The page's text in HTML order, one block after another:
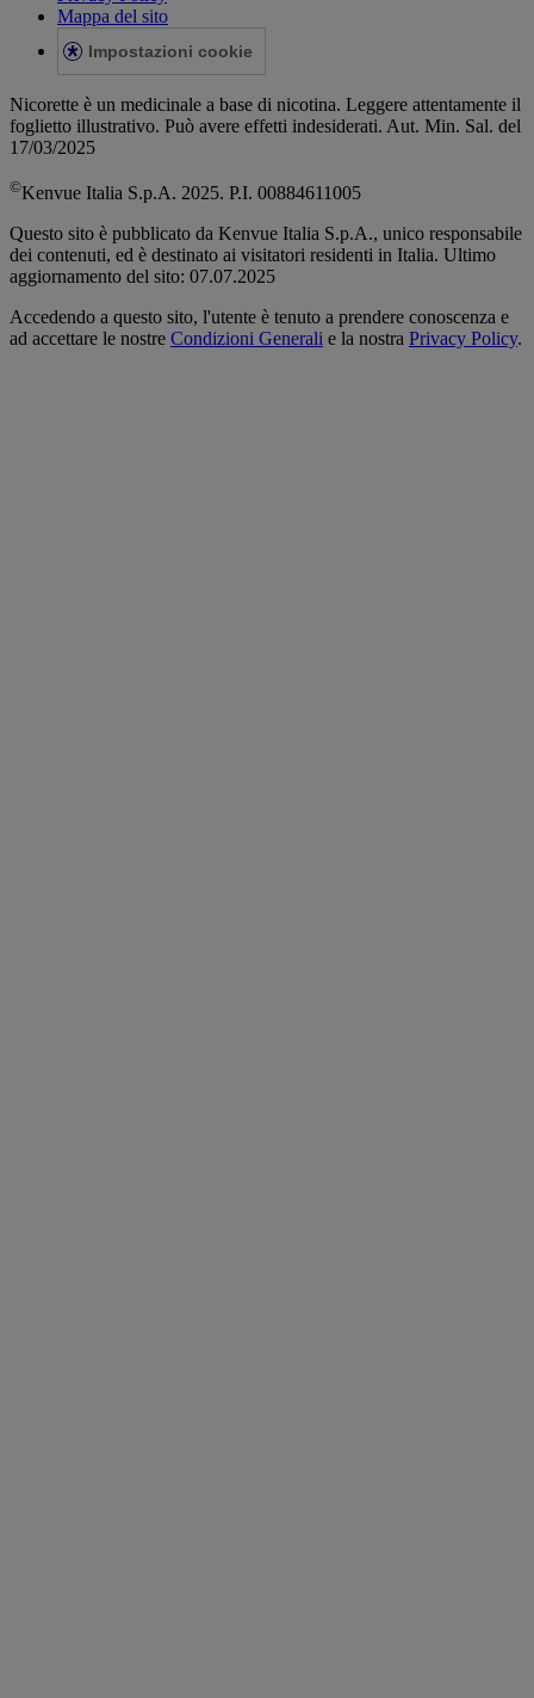
Mappa del sito
Impostazioni cookie
Nicorette è un medicinale a base di nicotina. Leggere attentamente il
foglietto illustrativo. Può avere effetti indesiderati. Aut. Min. Sal. del
17/03/2025
©Kenvue Italia S.p.A. 2025. P.I. 00884611005
Questo sito è pubblicato da Kenvue Italia S.p.A., unico responsabile
dei contenuti, ed è destinato ai visitatori residenti in Italia. Ultimo
aggiornamento del sito: 07.07.2025
Accedendo a questo sito, l'utente è tenuto a prendere conoscenza e
ad accettare le nostre Condizioni Generali e la nostra Privacy Policy.